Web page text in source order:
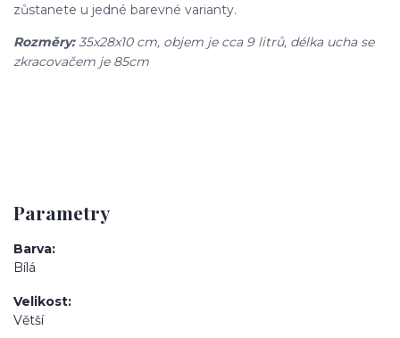
zůstanete u jedné barevné varianty.
Rozměry:35x28x10 cm, objem je cca 9 litrů, délka ucha se
zkracovačem je 85cm
Parametry
Barva
Bílá
Velikost
Větší